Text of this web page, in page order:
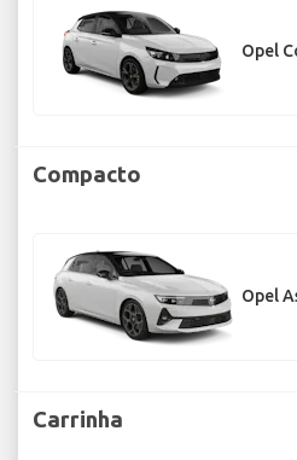
Opel
Compacto
Opel
Carrinha